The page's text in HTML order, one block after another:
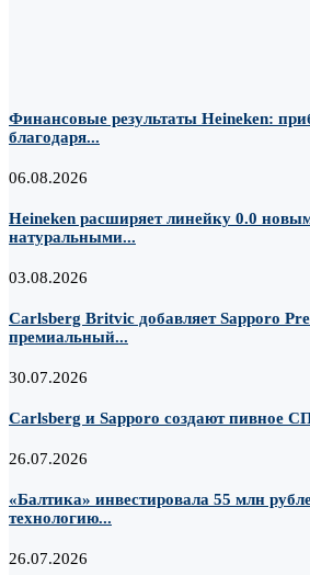
Финансовые результаты Heineken:
благодаря...
06.08.2026
Heineken расширяет линейку 0.0
натуральными...
03.08.2026
Carlsberg Britvic добавляет Sapporo
премиальный...
30.07.2026
Carlsberg и Sapporo создают пивное
26.07.2026
«Балтика» инвестировала 55 млн
технологию...
26.07.2026